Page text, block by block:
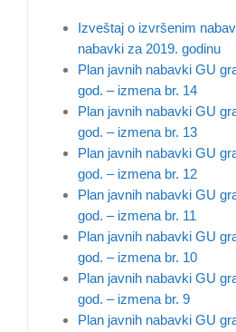
Izveštaj o izvršenim
nabavki za 2019. godinu
Plan javnih nabavki GU
god. – izmena br. 14
Plan javnih nabavki GU
god. – izmena br. 13
Plan javnih nabavki GU
god. – izmena br. 12
Plan javnih nabavki GU
god. – izmena br. 11
Plan javnih nabavki GU
god. – izmena br. 10
Plan javnih nabavki GU
god. – izmena br. 9
Plan javnih nabavki GU